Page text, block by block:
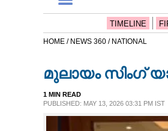
TIMELINE
HOME / NEWS 360 / NATIONAL
മുലായം സിംഗ്
1 MIN READ
PUBLISHED: MAY 13, 2026 03:31 PM IST